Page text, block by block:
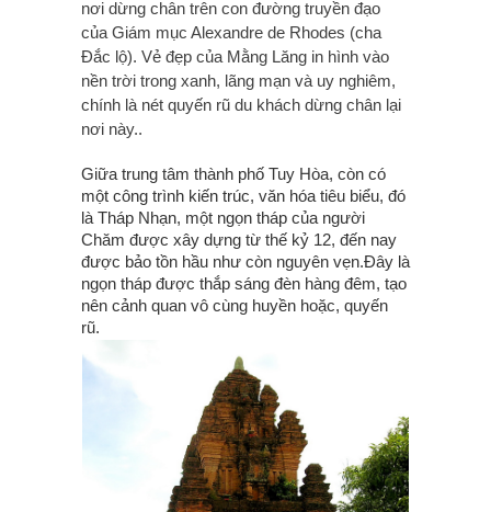
nơi dừng chân trên con đường truyền đạo
của Giám mục Alexandre de Rhodes (cha
Đắc lộ). Vẻ đẹp của Mằng Lăng in hình vào
nền trời trong xanh, lãng mạn và uy nghiêm,
chính là nét quyến rũ du khách dừng chân lại
nơi này..
Giữa trung tâm thành phố Tuy Hòa, còn có
một công trình kiến trúc, văn hóa tiêu biểu, đó
là Tháp Nhạn, một ngọn tháp của người
Chăm được xây dựng từ thế kỷ 12, đến nay
được bảo tồn hầu như còn nguyên vẹn.Đây là
ngọn tháp được thắp sáng đèn hàng đêm, tạo
nên cảnh quan vô cùng huyền hoặc, quyến
rũ.